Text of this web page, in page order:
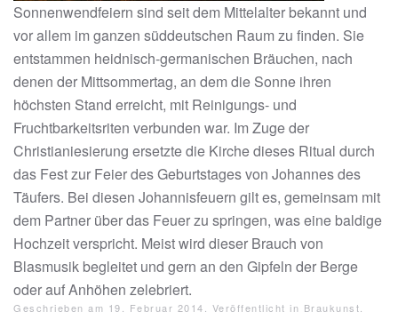
Sonnenwendfeiern sind seit dem Mittelalter bekannt und
vor allem im ganzen süddeutschen Raum zu finden. Sie
entstammen heidnisch-germanischen Bräuchen, nach
denen der Mittsommertag, an dem die Sonne ihren
höchsten Stand erreicht, mit Reinigungs- und
Fruchtbarkeitsriten verbunden war. Im Zuge der
Christianiesierung ersetzte die Kirche dieses Ritual durch
das Fest zur Feier des Geburtstages von Johannes des
Täufers. Bei diesen Johannisfeuern gilt es, gemeinsam mit
dem Partner über das Feuer zu springen, was eine baldige
Hochzeit verspricht. Meist wird dieser Brauch von
Blasmusik begleitet und gern an den Gipfeln der Berge
oder auf Anhöhen zelebriert.
Geschrieben am 19. Februar 2014 . Veröffentlicht in Braukunst